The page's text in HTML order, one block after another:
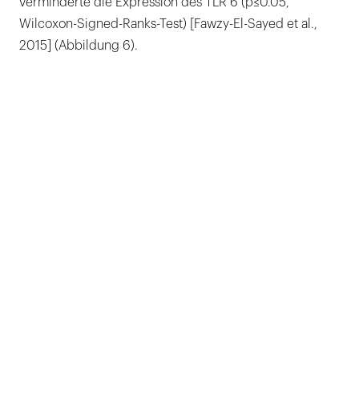
Wilcoxon-Signed-Ranks-Test) [Fawzy-El-Sayed et al.,
2015] (Abbildung 6).